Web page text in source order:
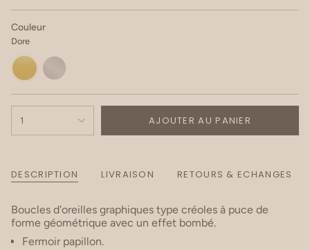
Couleur
Dore
Dore
Argente
1 AJOUTER AU PANIER
DESCRIPTION LIVRAISON RETOURS & ECHANGES
Boucles d'oreilles graphiques type créoles à puce de
forme géométrique avec un effet bombé.
Fermoir papillon.